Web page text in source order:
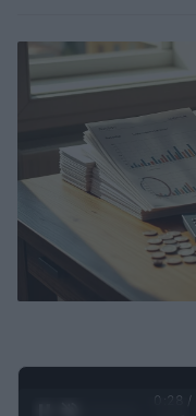
0:29 /